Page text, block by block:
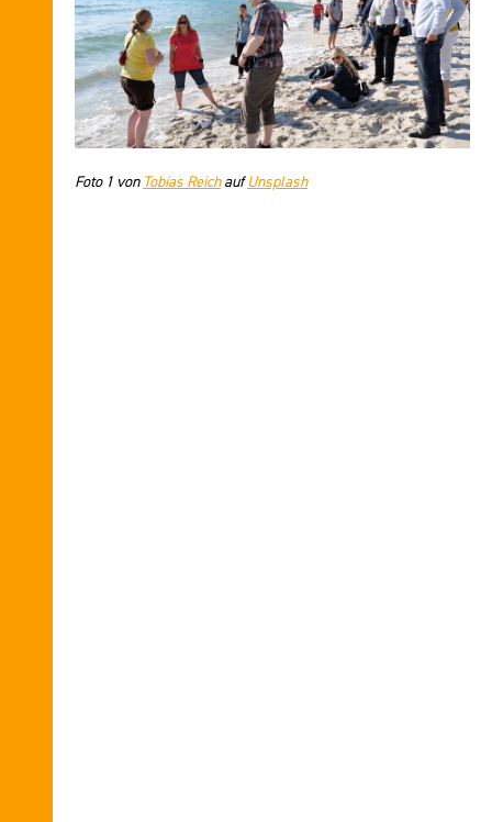
Foto 1 von Tobias ReichaufUnsplash